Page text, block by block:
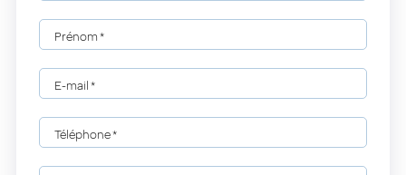
Prénom*
E-mail*
Téléphone*